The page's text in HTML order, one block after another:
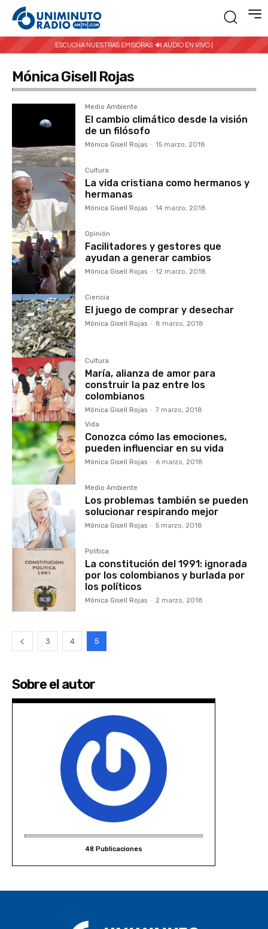
ESCUCHA NUESTRAS EMISORAS: 🔊 AUDIO EN VIVO |
Mónica Gisell Rojas
Medio Ambiente
El cambio climático desde la visión
de un filósofo
Mónica Gisell Rojas - 15 marzo, 2018
Cultura
La vida cristiana como hermanos y
hermanas
Mónica Gisell Rojas - 14 marzo, 2018
Opinión
Facilitadores y gestores que
ayudan a generar cambios
Mónica Gisell Rojas - 12 marzo, 2018
Ciencia
El juego de comprar y desechar
Mónica Gisell Rojas - 8 marzo, 2018
Cultura
María, alianza de amor para
construir la paz entre los
colombianos
Mónica Gisell Rojas - 7 marzo, 2018
Vida
Conozca cómo las emociones,
pueden influenciar en su vida
Mónica Gisell Rojas - 6 marzo, 2018
Medio Ambiente
Los problemas también se pueden
solucionar respirando mejor
Mónica Gisell Rojas - 5 marzo, 2018
Política
La constitución del 1991: ignorada
por los colombianos y burlada por
los políticos
Mónica Gisell Rojas - 2 marzo, 2018
3 4 5
Sobre el autor
48 Publicaciones